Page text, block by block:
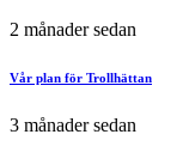
2 månader sedan
Vår plan för Trollhättan
3 månader sedan